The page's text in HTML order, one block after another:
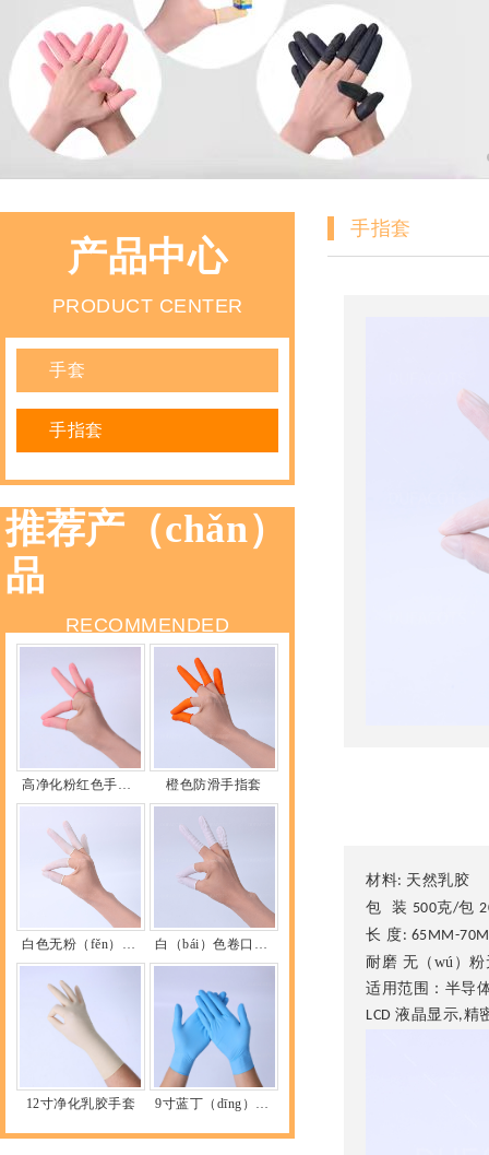
产品中心
PRODUCT CENTER
手套
手指套
推荐产（chǎn）
品
RECOMMENDED
高净化粉红色手指（zhǐ）套（tào） 橙色防滑手指套
白色无粉（fěn）手指套 白（bái）色卷口丁腈手指套
12寸净化乳胶手套 9寸蓝丁（dīng）腈手套
手指套
材料: 天然乳胶
包
装 500克/包
长 度: 65MM-
耐磨 无（wú）粉
适用范围：半导
LCD 液晶显示,精